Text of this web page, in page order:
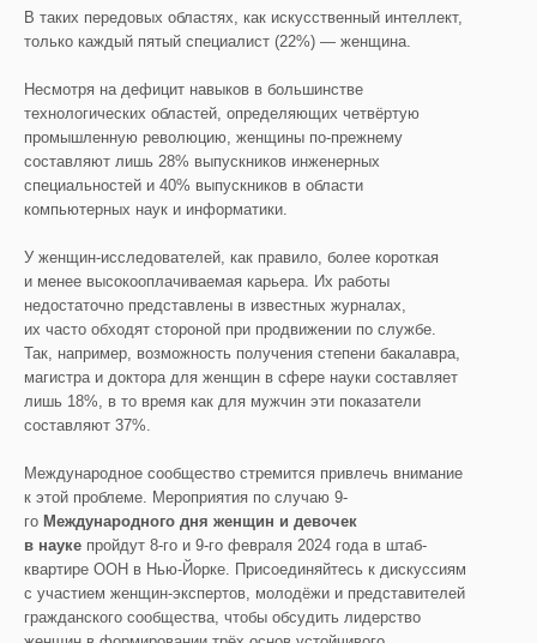
В таких передовых областях, как искусственный интеллект,
только каждый пятый специалист (22%) — женщина.
Несмотря на дефицит навыков в большинстве
технологических областей, определяющих четвёртую
промышленную революцию, женщины по-прежнему
составляют лишь 28% выпускников инженерных
специальностей и 40% выпускников в области
компьютерных наук и информатики.
У женщин-исследователей, как правило, более короткая
и менее высокооплачиваемая карьера. Их работы
недостаточно представлены в известных журналах,
их часто обходят стороной при продвижении по службе.
Так, например, возможность получения степени бакалавра,
магистра и доктора для женщин в сфере науки составляет
лишь 18%, в то время как для мужчин эти показатели
составляют 37%.
Международное сообщество стремится привлечь внимание
к этой проблеме. Мероприятия по случаю 9-
го Международного дня женщин и девочек
в науке пройдут 8-го и 9-го февраля 2024 года в штаб-
квартире ООН в Нью-Йорке. Присоединяйтесь к дискуссиям
с участием женщин-экспертов, молодёжи и представителей
гражданского сообщества, чтобы обсудить лидерство